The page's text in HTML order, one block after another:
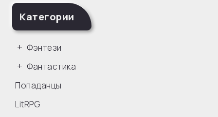
Категории
Фэнтези
Фантастика
Попаданцы
LitRPG